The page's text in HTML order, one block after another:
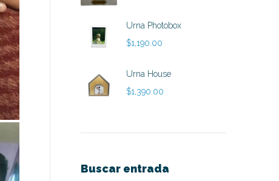
Urna Photobox
$1,190.00
Urna House
$1,390.00
Buscar entrada